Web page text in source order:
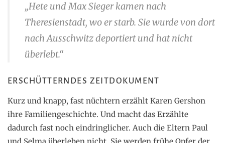
„Hete und Max Sieger kamen nach
Theresienstadt, wo er starb. Sie wurde von dort
nach Ausschwitz deportiert und hat nicht
überlebt.“
ERSCHÜTTERNDES ZEITDOKUMENT
Kurz und knapp, fast nüchtern erzählt Karen Gershon
ihre Familiengeschichte. Und macht das Erzählte
dadurch fast noch eindringlicher. Auch die Eltern Paul